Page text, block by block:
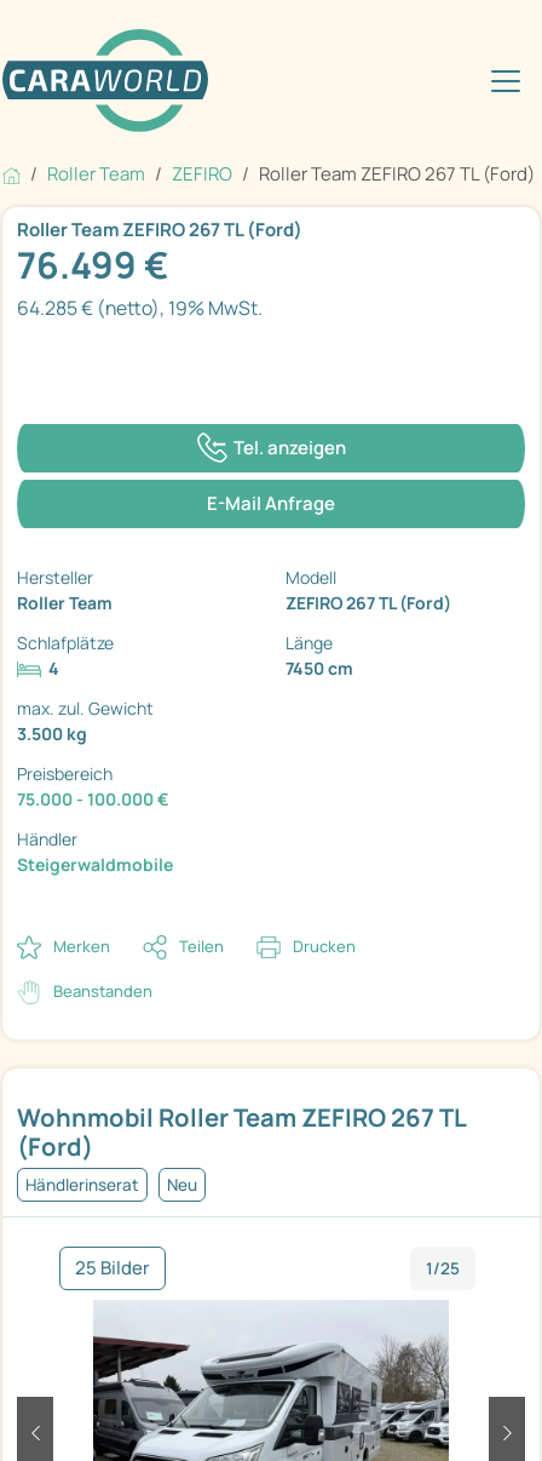
Roller Team ZEFIRO Roller Team ZEFIRO 267 TL (Ford)
Wohnmobil Roller Team ZEFIRO 267 TL
(Ford)
Händlerinserat Neu
25 Bilder 1/25
zurück
Roller Team ZEFIRO 267 TL (Ford)
76.499 €
64.285 € (netto), 19% MwSt.
Tel. anzeigen
E-Mail Anfrage
Hersteller
Roller Team
Modell
ZEFIRO 267 TL (Ford)
Schlafplätze
4
Länge
7450 cm
max. zul. Gewicht
3.500 kg
Preisbereich
75.000 - 100.000 €
Händler
Steigerwaldmobile
Merken Teilen Drucken
Beanstanden